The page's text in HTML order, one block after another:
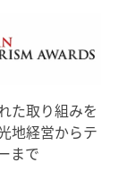
た取り組みを
地経営からテ
まで